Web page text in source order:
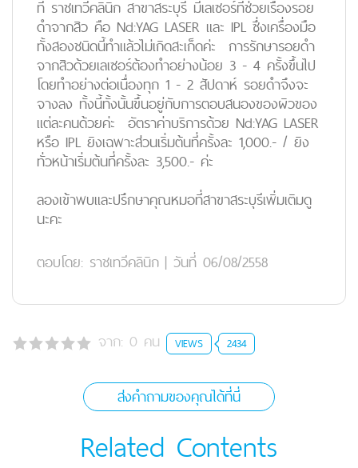
ที่ ราชเทวีคลินิก สาขาสระบุรี มีเลเซอร์ที่ช่วยเรื่องรอย
ดำจากสิว คือ Nd:YAG LASER และ IPL ซึ่งเครื่องมือ
ทั้งสองชนิดนี้ทำแล้วไม่เกิดสะเก็ดค่ะ การรักษารอยดำ
จากสิวด้วยเลเซอร์ต้องทำอย่างน้อย 3 - 4 ครั้งขึ้นไป
โดยทำอย่างต่อเนื่องทุก 1 - 2 สัปดาห์ รอยดำจึงจะ
จางลง ทั้งนี้ทั้งนั้นขึ้นอยู่กับการตอบสนองของผิวของ
แต่ละคนด้วยค่ะ อัตราค่าบริการด้วย Nd:YAG LASER
หรือ IPL ยิงเฉพาะส่วนเริ่มต้นที่ครั้งละ 1,000.- / ยิง
ทั่วหน้าเริ่มต้นที่ครั้งละ 3,500.- ค่ะ
ลองเข้าพบและปรึกษาคุณหมอที่สาขาสระบุรีเพิ่มเติมดู
นะคะ
ตอบโดย: ราชเทวีคลินิก | วันที่ 06/08/2558
จาก: 0 คน VIEWS 2434
ส่งคำถามของคุณได้ที่นี่
Related Contents